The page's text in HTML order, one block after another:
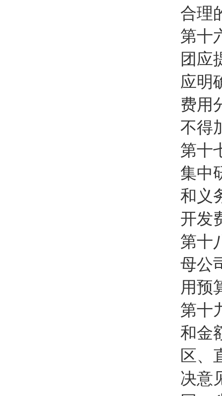
合理
第十
团应
应明
费用
不得
第十
集中
和义
开发
第十
母公
用预
第十
和金
区、
决意